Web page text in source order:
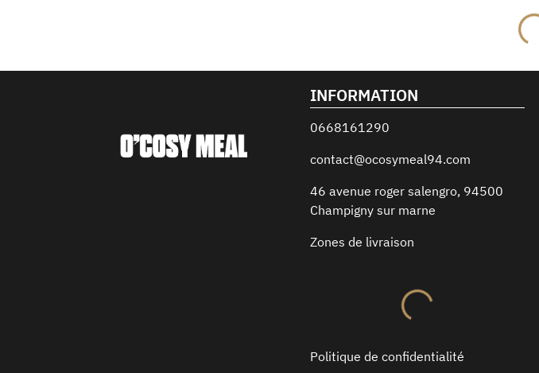
INFORMATION
0668161290
contact@ocosymeal94.com
46 avenue roger salengro, 94500
Champigny sur marne
Zones de livraison
Politique de confidentialité